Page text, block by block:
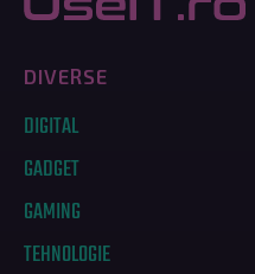
DIVERSE
DIGITAL
GADGET
GAMING
TEHNOLOGIE